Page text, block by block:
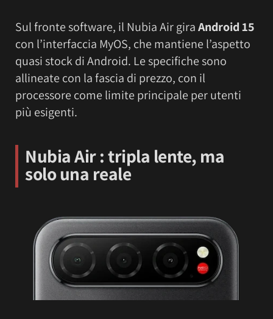
Sul fronte software, il Nubia Air giraAndroid 15
con l’interfaccia MyOS, che mantiene l’aspetto
quasi stock di Android. Le specifiche sono
allineate con la fascia di prezzo, con il
processore come limite principale per utenti
più esigenti.
Nubia Air : tripla lente, ma
solo una reale